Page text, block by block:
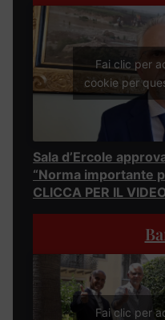
Fai clic per
cookie per
Sala d’Ercole
“Norma importante
CLICCA PER IL
Fai clic per